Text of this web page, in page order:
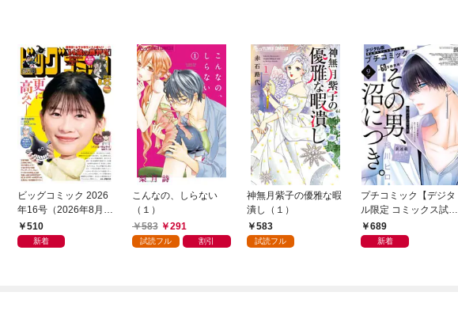
ビッグコミック 2026
年16号（2026年8月7
日発売）
510
新着
こんなの、しらない
（１）
583
291
試読フル 割引
神無月紫子の優雅な暇
潰し（１）
583
試読フル
プチコミック【デジタ
ル限定 コミックス試し
読み特典付き】 2026
年9月号（2026年8月7
689
新着